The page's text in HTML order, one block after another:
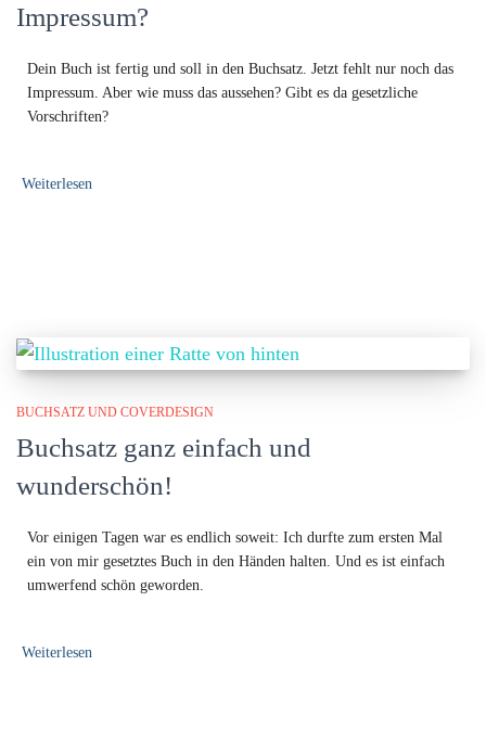
Impressum?
Dein Buch ist fertig und soll in den Buchsatz. Jetzt fehlt nur noch das
Impressum. Aber wie muss das aussehen? Gibt es da gesetzliche
Vorschriften?
Weiterlesen
BUCHSATZ UND COVERDESIGN
Buchsatz ganz einfach und
wunderschön!
Vor einigen Tagen war es endlich soweit: Ich durfte zum ersten Mal
ein von mir gesetztes Buch in den Händen halten. Und es ist einfach
umwerfend schön geworden.
Weiterlesen